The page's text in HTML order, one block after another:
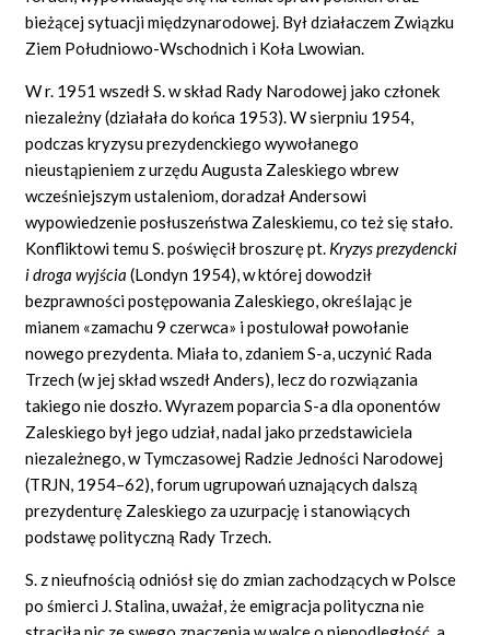
bieżącej sytuacji międzynarodowej. Był działaczem Związku
Ziem Południowo-Wschodnich i Koła Lwowian.
W r. 1951 wszedł S. w skład Rady Narodowej jako członek
niezależny (działała do końca 1953). W sierpniu 1954,
podczas kryzysu prezydenckiego wywołanego
nieustąpieniem z urzędu Augusta Zaleskiego wbrew
wcześniejszym ustaleniom, doradzał Andersowi
wypowiedzenie posłuszeństwa Zaleskiemu, co też się stało.
Konfliktowi temu S. poświęcił broszurę pt. Kryzys prezydencki
i droga wyjścia(Londyn 1954), w której dowodził
bezprawności postępowania Zaleskiego, określając je
mianem «zamachu 9 czerwca» i postulował powołanie
nowego prezydenta. Miała to, zdaniem S-a, uczynić Rada
Trzech (w jej skład wszedł Anders), lecz do rozwiązania
takiego nie doszło. Wyrazem poparcia S-a dla oponentów
Zaleskiego był jego udział, nadal jako przedstawiciela
niezależnego, w Tymczasowej Radzie Jedności Narodowej
(TRJN, 1954–62), forum ugrupowań uznających dalszą
prezydenturę Zaleskiego za uzurpację i stanowiących
podstawę polityczną Rady Trzech.
S. z nieufnością odniósł się do zmian zachodzących w Polsce
po śmierci J. Stalina, uważał, że emigracja polityczna nie